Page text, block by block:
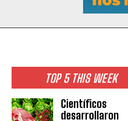
TOP 5 THIS WEEK
Científicos
desarrollaron